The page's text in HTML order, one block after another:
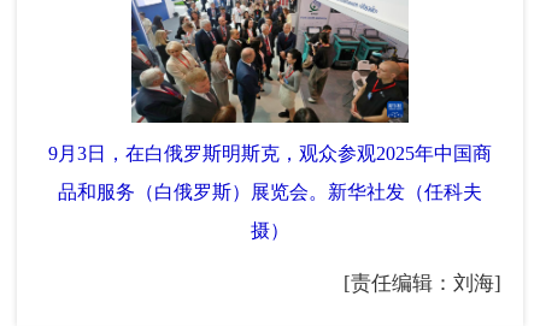
9月3日，在白俄罗斯明斯克，观众参观2025年中国商
品和服务（白俄罗斯）展览会。新华社发（任科夫
摄）
[责任编辑：刘海]